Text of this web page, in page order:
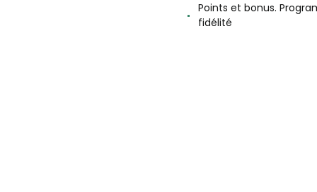
Points et bonus.
fidélité